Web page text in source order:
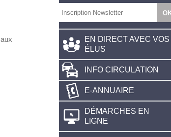
EN DIRECT AVEC VOS
ÉLUS
INFO CIRCULATION
E-ANNUAIRE
DÉMARCHES EN
LIGNE